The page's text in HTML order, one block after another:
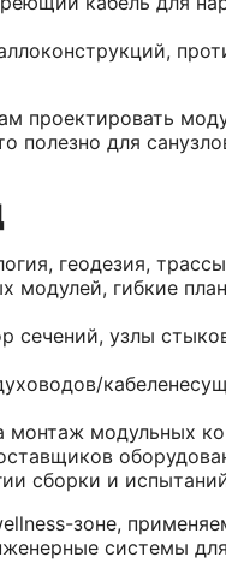
проектировать
полезно для
геодезия,
модулей, гибкие
сечений, узлы
модульных
сборки и
зоне,
системы